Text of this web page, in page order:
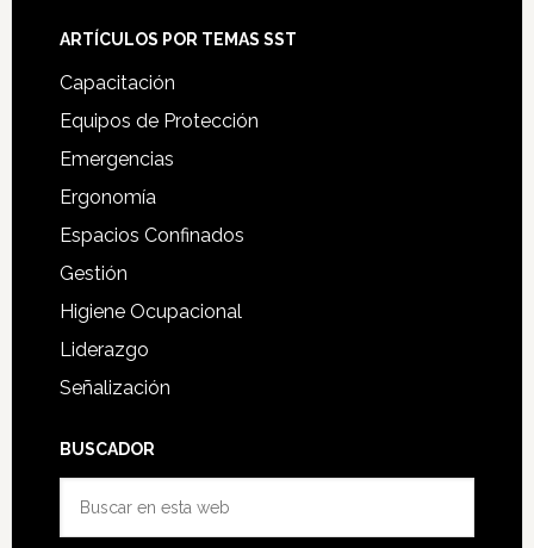
ARTÍCULOS POR TEMAS SST
Capacitación
Equipos de Protección
Emergencias
Ergonomía
Espacios Confinados
Gestión
Higiene Ocupacional
Liderazgo
Señalización
BUSCADOR